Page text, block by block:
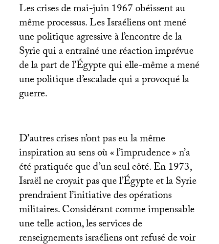
Les crises de mai-juin 1967 obéissent au
même processus. Les Israéliens ont mené
une politique agressive à l’encontre de la
Syrie qui a entraîné une réaction imprévue
de la part de l’Égypte qui elle-même a mené
une politique d’escalade qui a provoqué la
guerre.
D’autres crises n’ont pas eu la même
inspiration au sens où «l’imprudence» n’a
été pratiquée que d’un seul côté. En 1973,
Israël ne croyait pas que l’Égypte et la Syrie
prendraient l’initiative des opérations
militaires. Considérant comme impensable
une telle action, les services de
renseignements israéliens ont refusé de voir